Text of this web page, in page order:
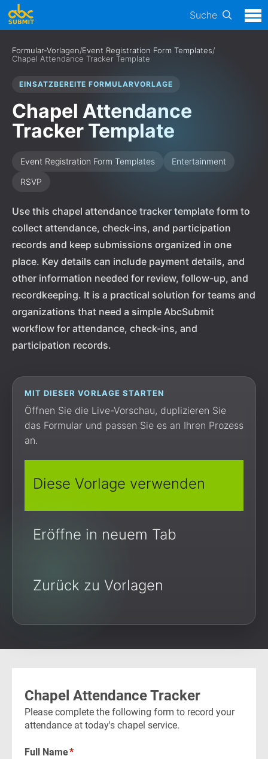
Suche
Formular-Vorlagen/Event Registration Form Templates/
Chapel Attendance Tracker Template
EINSATZBEREITE FORMULARVORLAGE
Chapel Attendance
Tracker Template
Event Registration Form Templates
Entertainment
RSVP
Use this chapel attendance tracker template form to
collect attendance, check-ins, and participation
records and keep submissions organized in one
place. Key details can include payment details, and
other information needed for review, follow-up, and
recordkeeping. It is a practical solution for teams and
organizations that need a simple AbcSubmit
workflow for attendance, check-ins, and
participation records.
MIT DIESER VORLAGE STARTEN
Öffnen Sie die Live-Vorschau, duplizieren Sie
das Formular und passen Sie es an Ihren Prozess
an.
Diese Vorlage verwenden
Eröffne in neuem Tab
Zurück zu Vorlagen